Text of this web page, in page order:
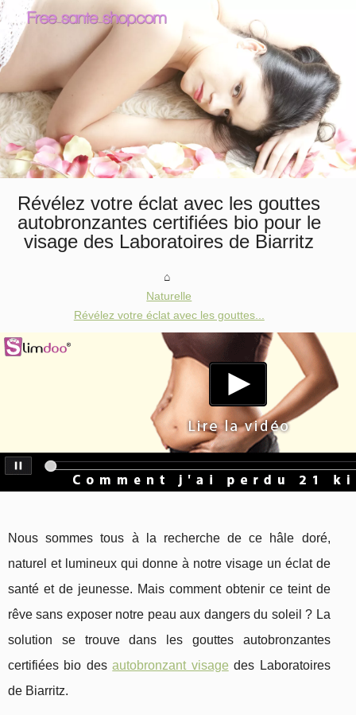
Révélez votre éclat avec les gouttes
autobronzantes certifiées bio pour le
visage des Laboratoires de Biarritz
Naturelle
Révélez votre éclat avec les gouttes...
Nous sommes tous à la recherche de ce hâle doré,
naturel et lumineux qui donne à notre visage un éclat de
santé et de jeunesse. Mais comment obtenir ce teint de
rêve sans exposer notre peau aux dangers du soleil ? La
solution se trouve dans les gouttes autobronzantes
certifiées bio desautobronzant visage des Laboratoires
de Biarritz.